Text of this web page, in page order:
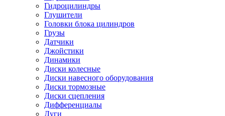
Гидроцилиндры
Глушители
Головки блока цилиндров
Грузы
Датчики
Джойстики
Динамики
Диски колесные
Диски навесного оборудования
Диски тормозные
Диски сцепления
Дифференциалы
Дуги